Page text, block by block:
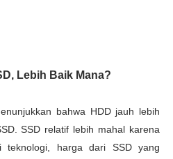
Lebih Baik Mana?
bahwa HDD jauh lebih
SSD relatif lebih mahal karena
teknologi, harga dari SSD yang